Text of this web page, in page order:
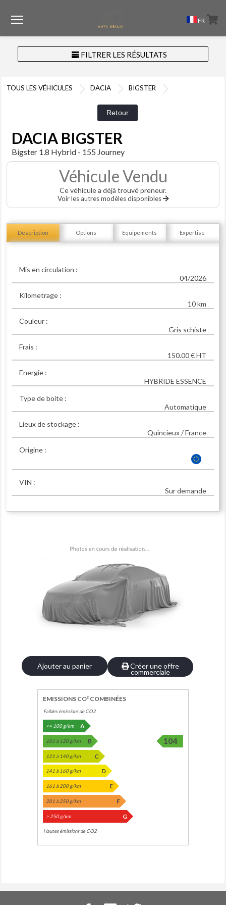
FR
FILTRER LES RÉSULTATS
TOUS LES VÉHICULES DACIA BIGSTER
DACIA BIGSTER
Bigster 1.8 Hybrid - 155 Journey
Véhicule Vendu
Ce véhicule a déjà trouvé preneur.
Voir les autres modèles disponibles
Description Options Equipements Expertise
Mis en circulation :
04/2026
Kilometrage :
10 km
Couleur :
Gris schiste
Frais :
150.00 € HT
Energie :
HYBRIDE ESSENCE
Type de boite :
Automatique
Lieux de stockage :
Quincieux / France
Origine :
VIN :
Sur demande
Ajouter au panier Créer une offre
commerciale
EMISSIONS CO² COMBINÉES
Faibles émissions de CO2
<= 100 g/km A
101 à 120 g/km B 104
121 à 140 g/km C
141 à 160 g/km D
161 à 200 g/km E
201 à 250 g/km F
> 250 g/km G
Hautes émissions de CO2